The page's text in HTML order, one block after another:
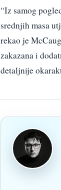
“Iz samog
srednjih masa
rekao je
zakazana i
detaljnije